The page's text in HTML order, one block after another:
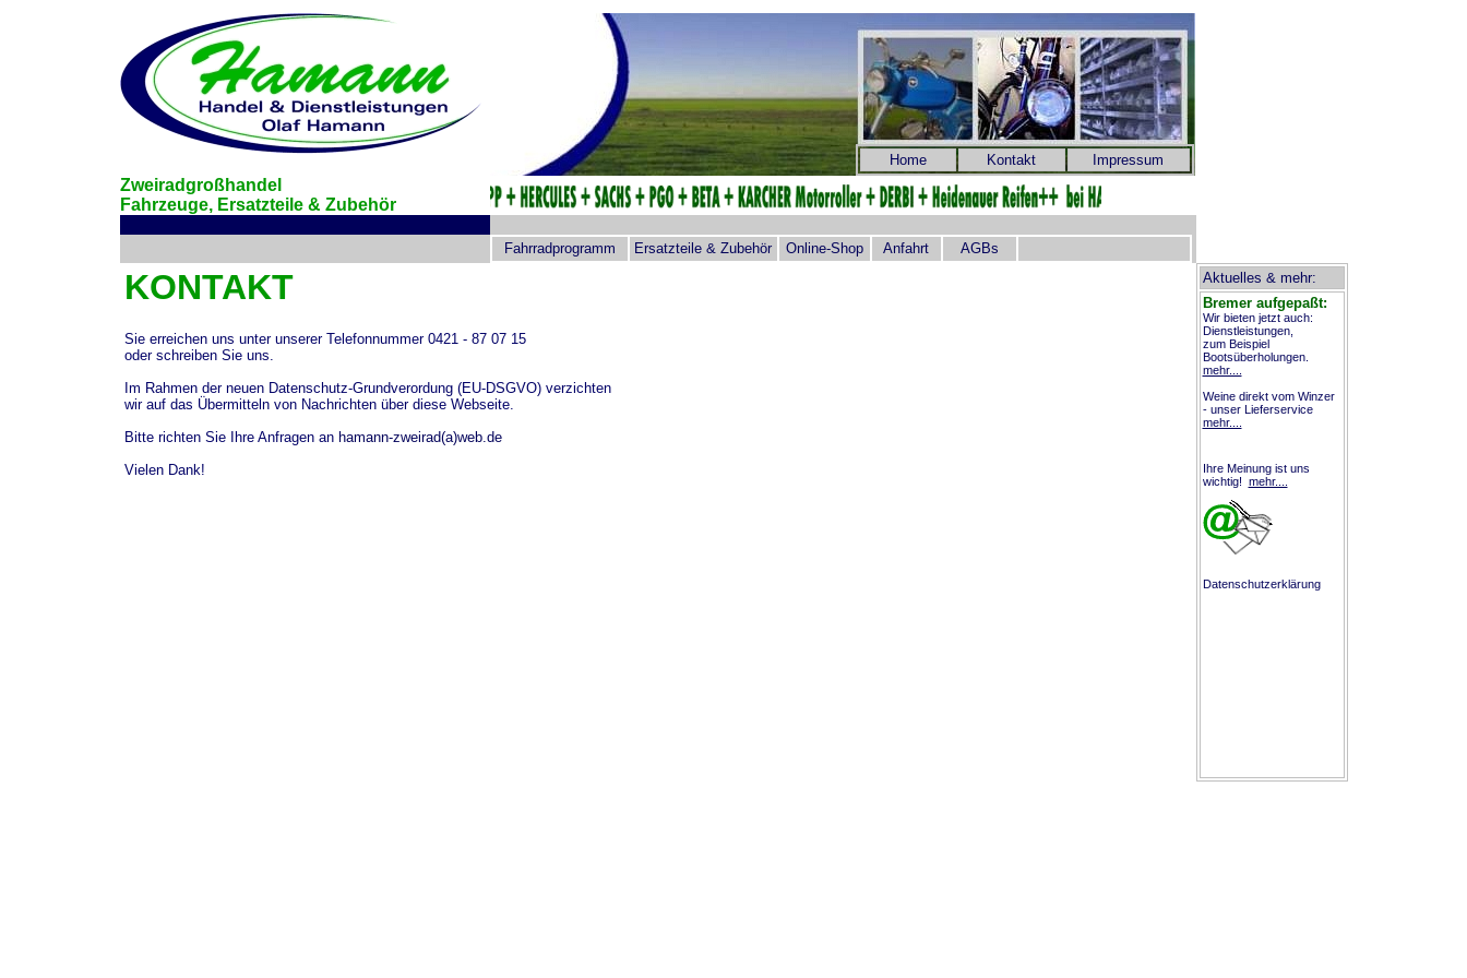
Home Kontakt Impressum
Zweiradgroßhandel
Fahrzeuge, Ersatzteile & Zubehör
Fahrradprogramm Ersatzteile & Zubehör Online-Shop Anfahrt AGBs
KONTAKT
Sie erreichen uns unter unserer Telefonnummer 0421 - 87 07 15
oder schreiben Sie uns.
Im Rahmen der neuen Datenschutz-Grundverordung (EU-DSGVO) verzichten
wir auf das Übermitteln von Nachrichten über diese Webseite.
Bitte richten Sie Ihre Anfragen an hamann-zweirad(a)web.de
Vielen Dank!
Aktuelles & mehr:
Bremer aufgepaßt:
Wir bieten jetzt auch:
Dienstleistungen,
zum Beispiel
Bootsüberholungen.
mehr....
Weine direkt vom Winzer
- unser Lieferservice
mehr....
Ihre Meinung ist uns
wichtig! mehr....
Datenschutzerklärung